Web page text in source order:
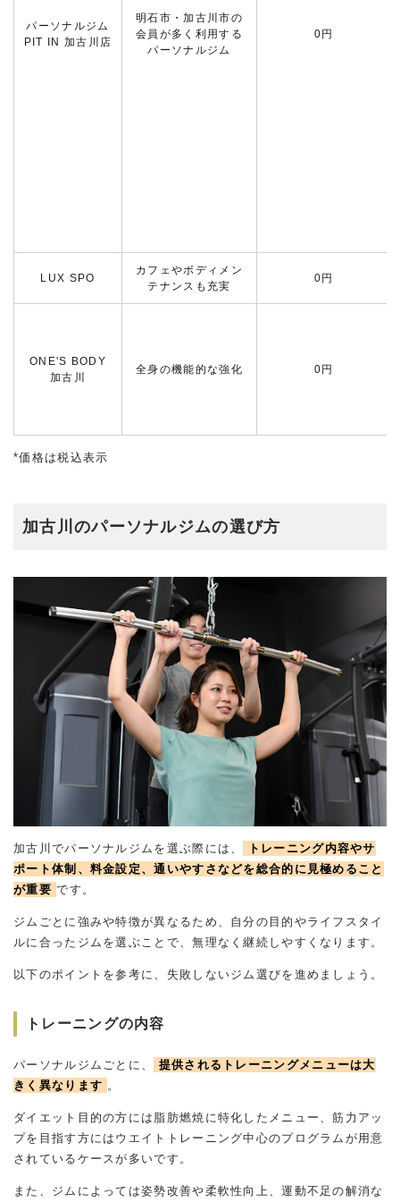
パーソナルジム
PIT IN 加古川店
明石市・加古川市の
会員が多く利用する
パーソナルジム
0円
LUX SPO
カフェやボディメン
テナンスも充実
0円
ONE'S BODY
加古川
全身の機能的な強化 0円
*価格は税込表示
加古川のパーソナルジムの選び方
加古川でパーソナルジムを選ぶ際には、
トレーニング内容やサ
ポート体制、料金設定、通いやすさなどを総合的に見極めること
が重要 です。
ジムごとに強みや特徴が異なるため、自分の目的やライフスタイ
ルに合ったジムを選ぶことで、無理なく継続しやすくなります。
以下のポイントを参考に、失敗しないジム選びを進めましょう。
トレーニングの内容
パーソナルジムごとに、
提供されるトレーニングメニューは大
きく異なります 。
ダイエット目的の方には脂肪燃焼に特化したメニュー、筋力アッ
プを目指す方にはウエイトトレーニング中心のプログラムが用意
されているケースが多いです。
また、ジムによっては姿勢改善や柔軟性向上、運動不足の解消な